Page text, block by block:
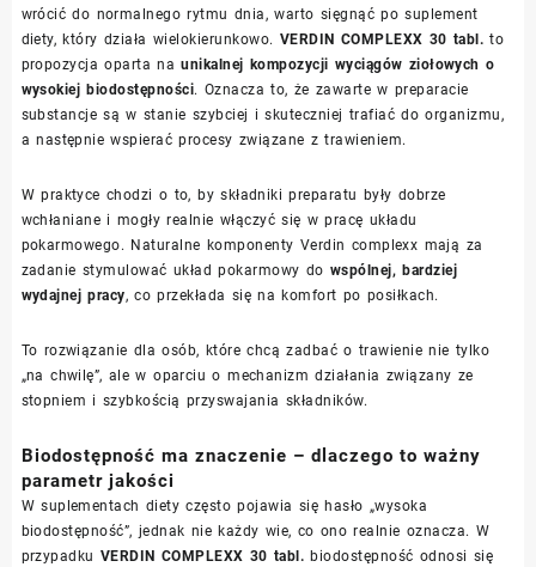
wrócić do normalnego rytmu dnia, warto sięgnąć po suplement
diety, który działa wielokierunkowo. VERDIN COMPLEXX 30 tabl. to
propozycja oparta naunikalnej kompozycji wyciągów ziołowych o
wysokiej biodostępności. Oznacza to, że zawarte w preparacie
substancje są w stanie szybciej i skuteczniej trafiać do organizmu,
a następnie wspierać procesy związane z trawieniem.
W praktyce chodzi o to, by składniki preparatu były dobrze
wchłaniane i mogły realnie włączyć się w pracę układu
pokarmowego. Naturalne komponenty Verdin complexx mają za
zadanie stymulować układ pokarmowy do wspólnej, bardziej
wydajnej pracy, co przekłada się na komfort po posiłkach.
To rozwiązanie dla osób, które chcą zadbać o trawienie nie tylko
„na chwilę”, ale w oparciu o mechanizm działania związany ze
stopniem i szybkością przyswajania składników.
Biodostępność ma znaczenie – dlaczego to ważny
parametr jakości
W suplementach diety często pojawia się hasło „wysoka
biodostępność”, jednak nie każdy wie, co ono realnie oznacza. W
przypadku VERDIN COMPLEXX 30 tabl. biodostępność odnosi się